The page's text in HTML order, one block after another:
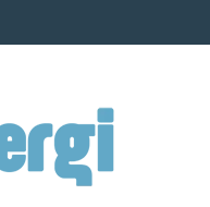
Hikâyelerini Anlatıyor